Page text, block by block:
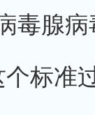
毒腺
个标准